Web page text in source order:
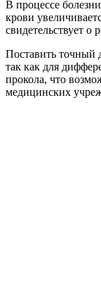
В процессе
крови
свидетельствует о
Поставить точный
так как для
прокола, что
медицинских